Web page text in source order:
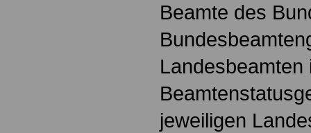
Beamte des
Landesbeamten
jeweiligen